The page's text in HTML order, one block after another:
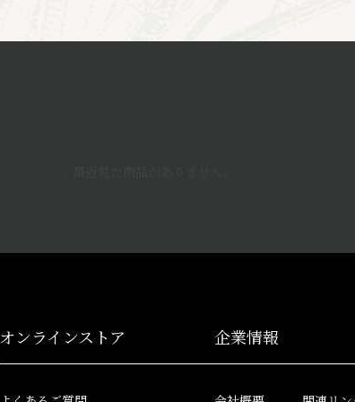
オンラインストア 企業情報